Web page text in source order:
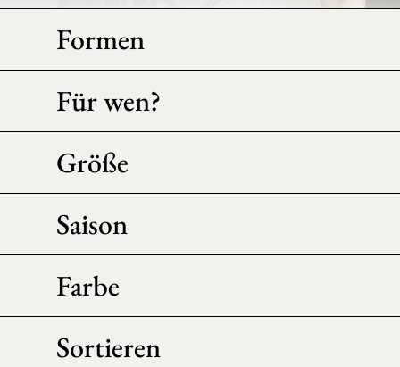
Formen
Für wen?
Größe
Saison
Farbe
Sortieren